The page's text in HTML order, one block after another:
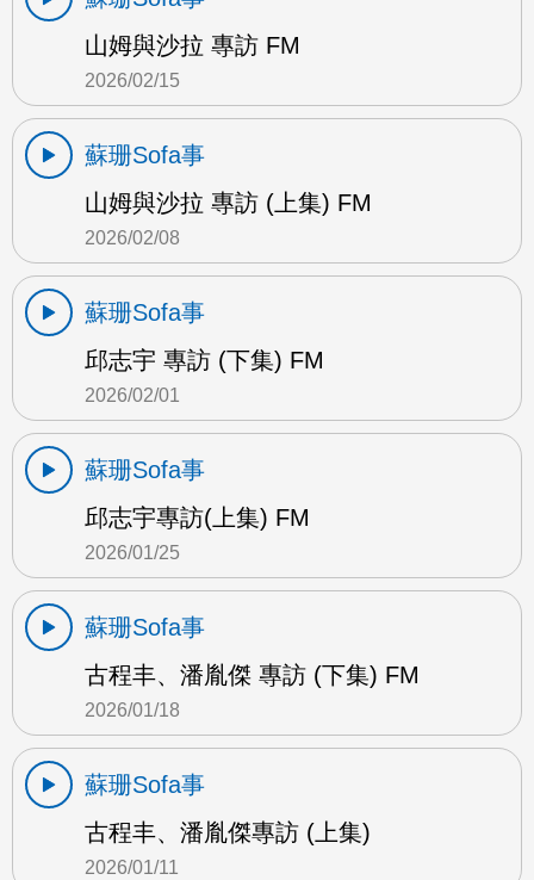
山姆與沙拉 專訪 FM
2026/02/15
蘇珊Sofa事
山姆與沙拉 專訪 (上集) FM
2026/02/08
蘇珊Sofa事
邱志宇 專訪 (下集) FM
2026/02/01
蘇珊Sofa事
邱志宇專訪(上集) FM
2026/01/25
蘇珊Sofa事
古程丰、潘胤傑 專訪 (下集) FM
2026/01/18
蘇珊Sofa事
古程丰、潘胤傑專訪 (上集)
2026/01/11